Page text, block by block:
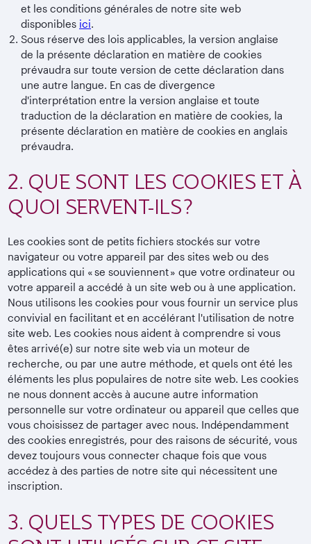
et les conditions générales de notre site web
disponibles ici
Sous réserve des lois applicables, la version anglaise
de la présente déclaration en matière de cookies
prévaudra sur toute version de cette déclaration dans
une autre langue. En cas de divergence
d'interprétation entre la version anglaise et toute
traduction de la déclaration en matière de cookies, la
présente déclaration en matière de cookies en anglais
prévaudra.
2. QUE SONT LES COOKIES ET À
QUOI SERVENT-ILS ?
Les cookies sont de petits fichiers stockés sur votre
navigateur ou votre appareil par des sites web ou des
applications qui « se souviennent » que votre ordinateur ou
votre appareil a accédé à un site web ou à une application.
Nous utilisons les cookies pour vous fournir un service plus
convivial en facilitant et en accélérant l'utilisation de notre
site web. Les cookies nous aident à comprendre si vous
êtes arrivé(e) sur notre site web via un moteur de
recherche, ou par une autre méthode, et quels ont été les
éléments les plus populaires de notre site web. Les cookies
ne nous donnent accès à aucune autre information
personnelle sur votre ordinateur ou appareil que celles que
vous choisissez de partager avec nous. Indépendamment
des cookies enregistrés, pour des raisons de sécurité, vous
devez toujours vous connecter chaque fois que vous
accédez à des parties de notre site qui nécessitent une
inscription.
3. QUELS TYPES DE COOKIES